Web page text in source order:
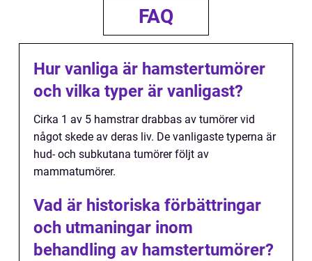
FAQ
Hur vanliga är hamstertumörer
och vilka typer är vanligast?
Cirka 1 av 5 hamstrar drabbas av tumörer vid
något skede av deras liv. De vanligaste typerna är
hud- och subkutana tumörer följt av
mammatumörer.
Vad är historiska förbättringar
och utmaningar inom
behandling av hamstertumörer?